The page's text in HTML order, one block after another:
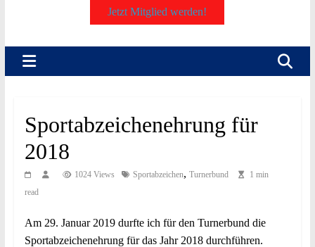
Jetzt Mitglied werden!
Sportabzeichenehrung für
2018
1024 Views Sportabzeichen, Turnerbund
1 min
read
Am 29. Januar 2019 durfte ich für den Turnerbund die
Sportabzeichenehrung für das Jahr 2018 durchführen.